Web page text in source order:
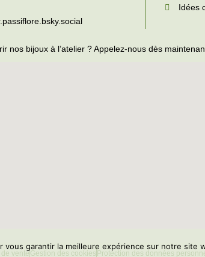
Idées
nos bijoux à l’atelier ? Appelez-nous dès
venteGestion des cookies Protection des données
vous garantir la meilleure expérience sur notre site